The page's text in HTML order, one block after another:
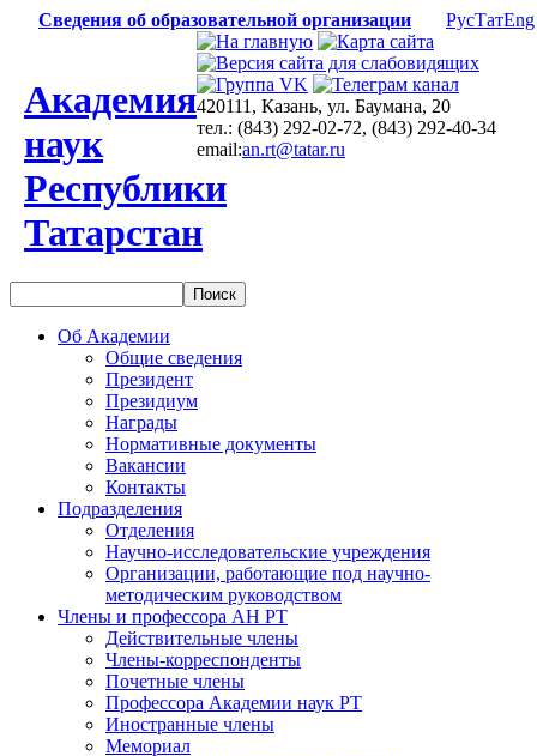
Сведения об образовательной организации РусТатEng
Академия
наук
Республики
Татарстан
420111, Казань, ул. Баумана, 20
тел.: (843) 292-02-72, (843) 292-40-34
email:an.rt@tatar.ru
Об Академии
Общие сведения
Президент
Президиум
Награды
Нормативные документы
Вакансии
Контакты
Подразделения
Отделения
Научно-исследовательские учреждения
Организации, работающие под научно-
методическим руководством
Члены и профессора АН РТ
Действительные члены
Члены-корреспонденты
Почетные члены
Профессора Академии наук РТ
Иностранные члены
Мемориал